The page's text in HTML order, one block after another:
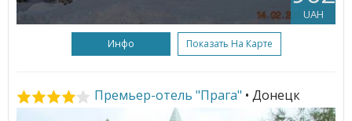
UAH
Инфо Показать На Карте
Премьер-отель "Прага" • Донецк